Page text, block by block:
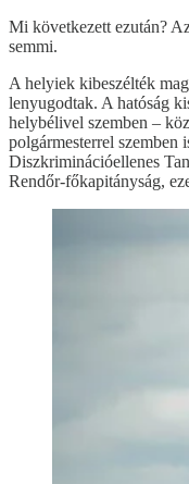
Mi következett ezután?
semmi.
A helyiek kibeszélték
lenyugodtak. A hatóság
helybélivel szemben –
polgármesterrel szemben
Diszkriminációellenes
Rendőr-főkapitányság,